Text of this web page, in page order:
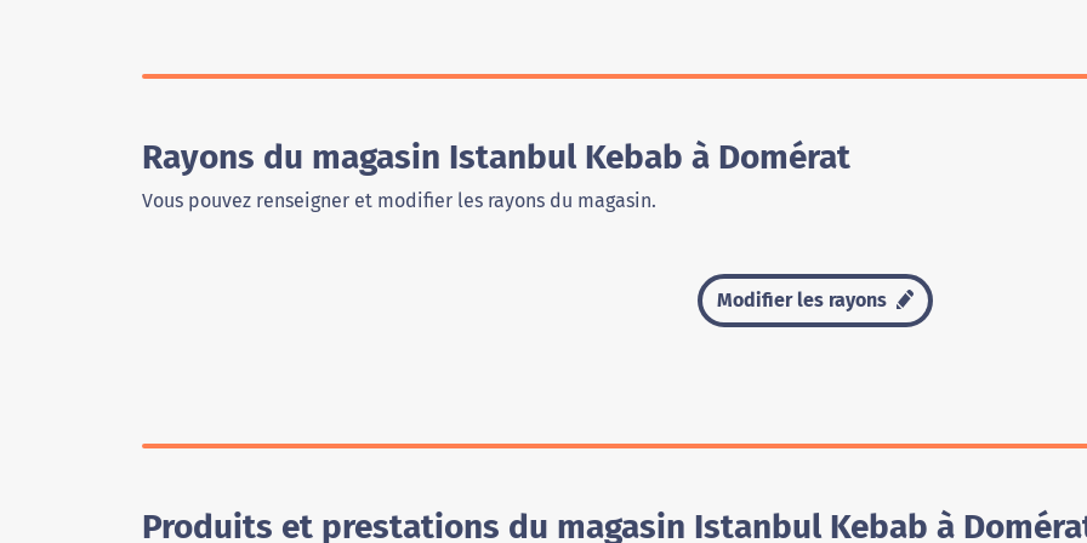
Rayons du magasin Istanbul Kebab à Domérat
Vous pouvez renseigner et modifier les rayons du magasin.
Modifier les rayons
Produits et prestations du magasin Istanbul Kebab à